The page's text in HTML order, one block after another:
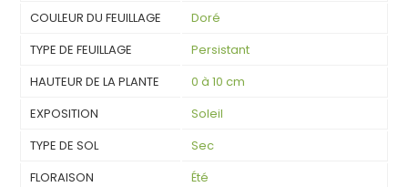
COULEUR DU FEUILLAGE
Doré
TYPE DE FEUILLAGE
Persistant
HAUTEUR DE LA PLANTE
0 à 10 cm
EXPOSITION
Soleil
TYPE DE SOL
Sec
FLORAISON
Été